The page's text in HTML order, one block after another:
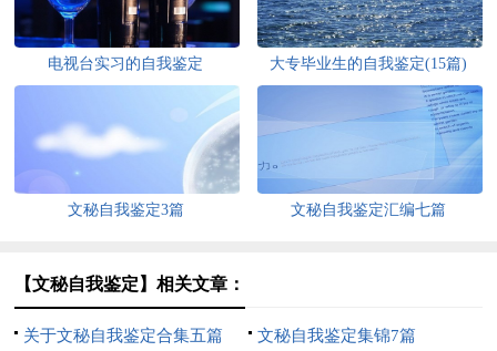
电视台实习的自我鉴定 大专毕业生的自我鉴定(15篇)
文秘自我鉴定3篇 文秘自我鉴定汇编七篇
【文秘自我鉴定】相关文章：
关于文秘自我鉴定合集五篇 文秘自我鉴定集锦7篇